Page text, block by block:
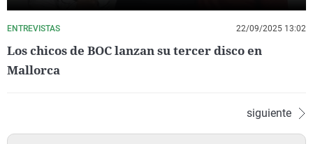
ENTREVISTAS 22/09/2025 13:02
Los chicos de BOC lanzan su tercer disco en
Mallorca
siguiente